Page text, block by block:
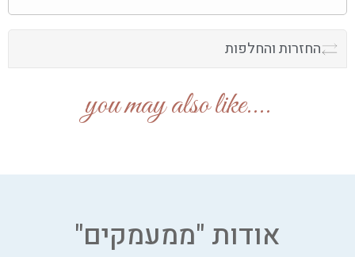
החזרות והחלפות
....you may also like
אודות "ממעמקים"